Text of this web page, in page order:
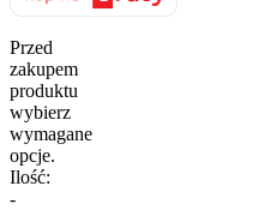
Przed
zakupem
produktu
wybierz
wymagane
opcje.
Ilość:
-